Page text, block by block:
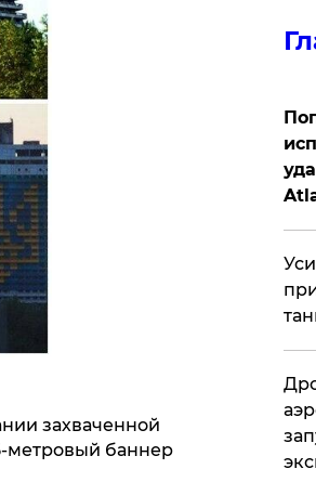
захваченной
метровый баннер